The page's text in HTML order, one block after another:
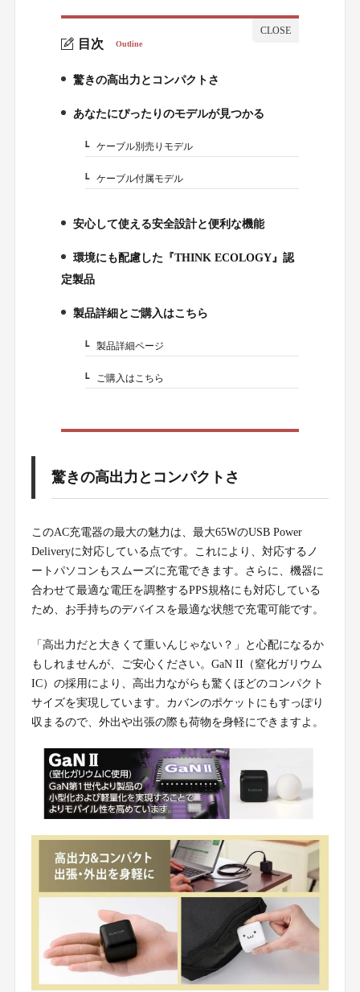
目次 Outline
1.
驚きの高出力とコンパクトさ
2.
あなたにぴったりのモデルが見つかる
2-1.ケーブル別売りモデル
2-2.ケーブル付属モデル
3.
安心して使える安全設計と便利な機能
4.
環境にも配慮した『THINK ECOLOGY』認
定製品
5.
製品詳細とご購入はこちら
5-1.製品詳細ページ
5-2.ご購入はこちら
驚きの高出力とコンパクトさ
このAC充電器の最大の魅力は、最大65WのUSB Power
Deliveryに対応している点です。これにより、対応するノ
ートパソコンもスムーズに充電できます。さらに、機器に
合わせて最適な電圧を調整するPPS規格にも対応している
ため、お手持ちのデバイスを最適な状態で充電可能です。
「高出力だと大きくて重いんじゃない？」と心配になるか
もしれませんが、ご安心ください。GaN II（窒化ガリウム
IC）の採用により、高出力ながらも驚くほどのコンパクト
サイズを実現しています。カバンのポケットにもすっぽり
収まるので、外出や出張の際も荷物を身軽にできますよ。